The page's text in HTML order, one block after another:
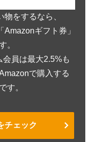
をするなら、
ギフト券」
。
員は最大2.5%も
で購入する
す。
チェック